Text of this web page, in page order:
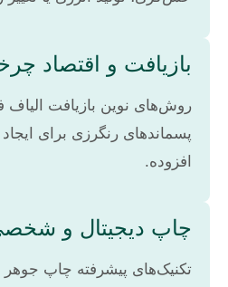
بازیافت و اقتصاد
روش‌های نوین بازیافت
پسماندهای رنگرزی برای
افزوده.
چاپ دیجیتال و
تکنیک‌های پیشرفته چاپ جوهر